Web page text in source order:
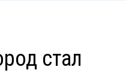
стал